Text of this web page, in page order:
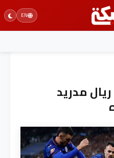
EN
مدريد